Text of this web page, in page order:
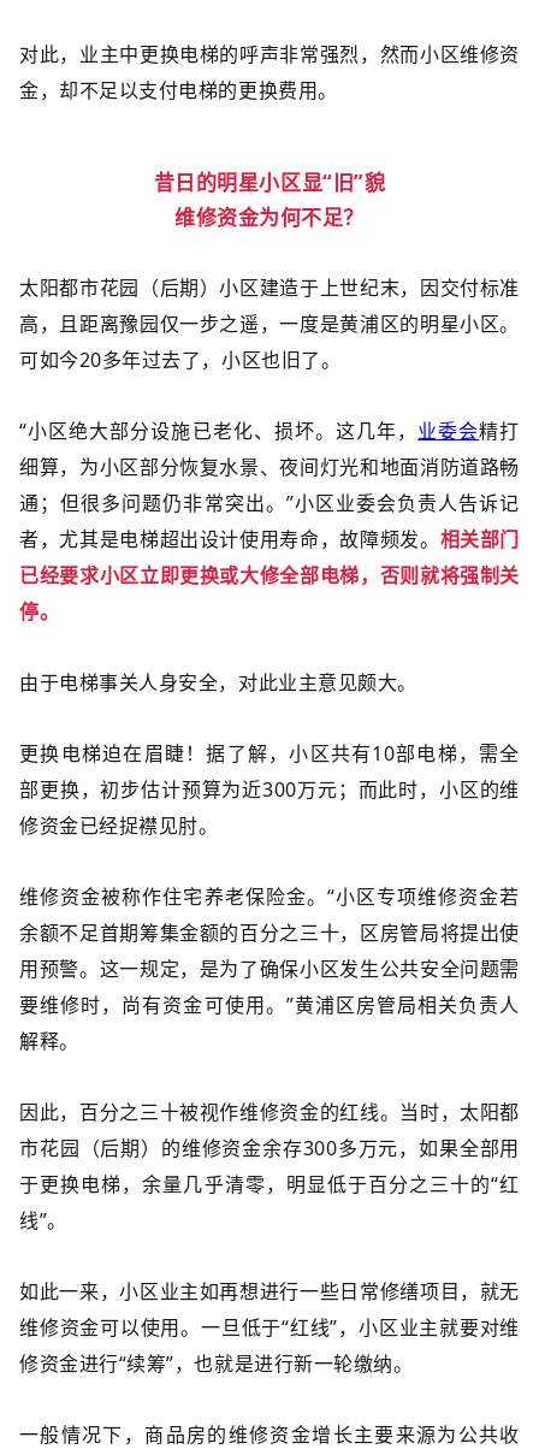
对此，业主中更换电梯的呼声非常强烈，然而小区维修资
金，却不足以支付电梯的更换费用。
昔日的明星小区显“旧”貌
维修资金为何不足？
太阳都市花园（后期）小区建造于上世纪末，因交付标准
高，且距离豫园仅一步之遥，一度是黄浦区的明星小区。
可如今20多年过去了，小区也旧了。
“小区绝大部分设施已老化、损坏。这几年， 业委会精打
细算，为小区部分恢复水景、夜间灯光和地面消防道路畅
通；但很多问题仍非常突出。”小区业委会负责人告诉记
者，尤其是电梯超出设计使用寿命，故障频发。 相关部门
已经要求小区立即更换或大修全部电梯，否则就将强制关
停。
由于电梯事关人身安全， 对此业主意见颇大。
更换电梯迫在眉睫！据了解，小区共有10部电梯，需全
部更换，初步估计预算为近300万元；而此时，小区的维
修资金已经捉襟见肘。
维修资金被称作住宅养老保险金。“小区专项维修资金若
余额不足首期筹集金额的百分之三十，区房管局将提出使
用预警。这一规定，是为了确保小区发生公共安全问题需
要维修时，尚有资金可使用。”黄浦区房管局相关负责人
解释。
因此，百分之三十被视作维修资金的红线。当时，太阳都
市花园（后期）的维修资金余存300多万元，如果全部用
于更换电梯，余量几乎清零，明显低于百分之三十的“红
线”。
如此一来，小区业主如再想进行一些日常修缮项目，就无
维修资金可以使用。一旦低于“红线”，小区业主就要对维
修资金进行“续筹”，也就是进行新一轮缴纳。
一般情况下，商品房的维修资金增长主要来源为公共收